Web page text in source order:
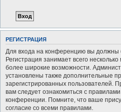
РЕГИСТРАЦИЯ
Для входа на конференцию вы должны
Регистрация занимает всего
более широкие возможности.
установлены также дополнительные
зарегистрированных пользователей.
вам следует ознакомиться с
конференции. Помните, что ваше
согласие со всеми правилами.